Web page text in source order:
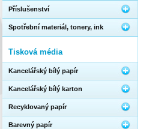
Příslušenství
Spotřební materiál, tonery, ink
Tisková média
Kancelářský bílý papír
Kancelářský bílý karton
Recyklovaný papír
Barevný papír